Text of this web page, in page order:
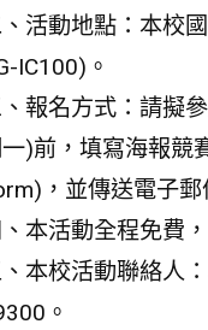
活動地點：本校
IC100)。
報名方式：請擬
)前，填寫海報競
，並傳送電子
、本活動全程免費
本校活動聯絡人
。